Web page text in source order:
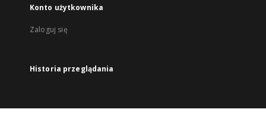
Konto użytkownika
Zaloguj się
Historia przeglądania